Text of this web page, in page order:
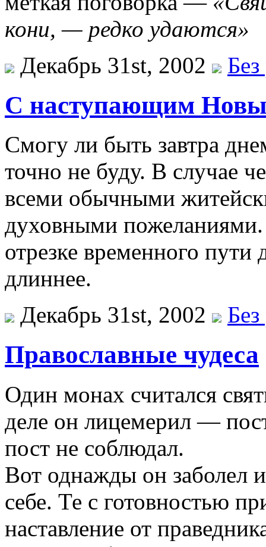
кони, — редко удаются»
Декабрь 31st, 2002
С наступающим
Смогу ли быть завтра
точно не буду. В случае
всеми обычными
духовными
отрезке временного пути
длиннее.
Декабрь 31st, 2002
Православные чудеса
Один монах считался
деле он лицемерил —
пост не соблюдал.
Вот однажды он заболел
себе. Те с готовностью
наставление от